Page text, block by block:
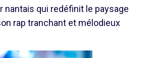
nantais qui redéfinit le paysage
rap tranchant et mélodieux